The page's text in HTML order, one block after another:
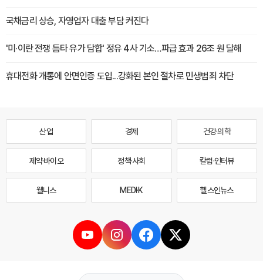
국채금리 상승, 자영업자 대출 부담 커진다
'미·이란 전쟁 틈타 유가 담합' 정유 4사 기소…파급 효과 26조 원 달해
휴대전화 개통에 안면인증 도입...강화된 본인 절차로 민생범죄 차단
산업 경제 건강·의학
제약·바이오 정책·사회 칼럼·인터뷰
웰니스 MEDI·K 헬스인뉴스